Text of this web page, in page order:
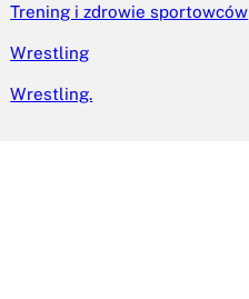
Trening i zdrowie sportowców
Wrestling
Wrestling.